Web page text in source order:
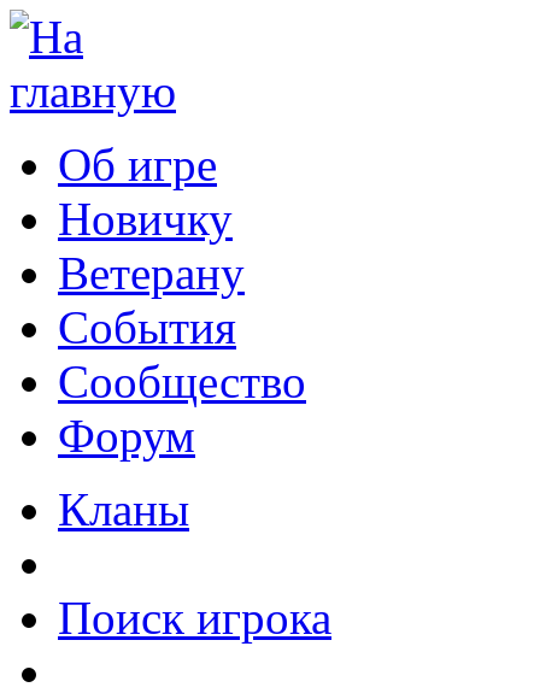
Об игре
Новичку
Ветерану
События
Сообщество
Форум
Кланы
Поиск игрока